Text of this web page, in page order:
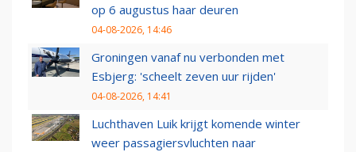
op 6 augustus haar deuren
04-08-2026, 14:46
Groningen vanaf nu verbonden met
Esbjerg: 'scheelt zeven uur rijden'
04-08-2026, 14:41
Luchthaven Luik krijgt komende winter
weer passagiersvluchten naar